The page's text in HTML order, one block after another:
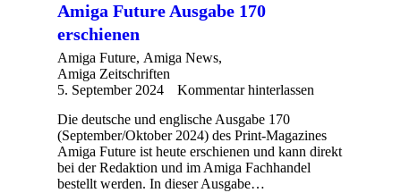
Amiga Future Ausgabe 170
erschienen
Amiga Future, Amiga News,
Amiga Zeitschriften
5. September 2024
Kommentar hinterlassen
Die deutsche und englische Ausgabe 170
(September/Oktober 2024) des Print-Magazines
Amiga Future ist heute erschienen und kann direkt
bei der Redaktion und im Amiga Fachhandel
bestellt werden. In dieser Ausgabe…